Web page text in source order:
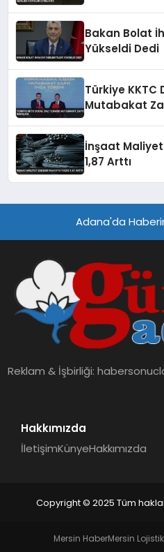
Bakan Bolat
Yükseldi Dedi
Türkiye KKTC
Mutabakat
İnşaat Maliyet
1,87 Arttı
Adana'da
Reklam & İşbirliği:
Hakkımızda
İletişimKünyeHakkımızda
Copyright © 2025 Tüm
Mersin HaberMersin Lojistik